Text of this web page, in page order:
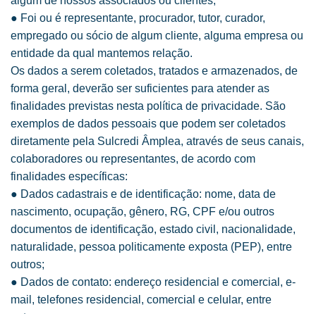
● Foi ou é representante, procurador, tutor, curador,
empregado ou sócio de algum cliente, alguma empresa ou
entidade da qual mantemos relação.
Os dados a serem coletados, tratados e armazenados, de
forma geral, deverão ser suficientes para atender as
finalidades previstas nesta política de privacidade. São
exemplos de dados pessoais que podem ser coletados
diretamente pela Sulcredi Âmplea, através de seus canais,
colaboradores ou representantes, de acordo com
finalidades específicas:
● Dados cadastrais e de identificação: nome, data de
nascimento, ocupação, gênero, RG, CPF e/ou outros
documentos de identificação, estado civil, nacionalidade,
naturalidade, pessoa politicamente exposta (PEP), entre
outros;
● Dados de contato: endereço residencial e comercial, e-
mail, telefones residencial, comercial e celular, entre